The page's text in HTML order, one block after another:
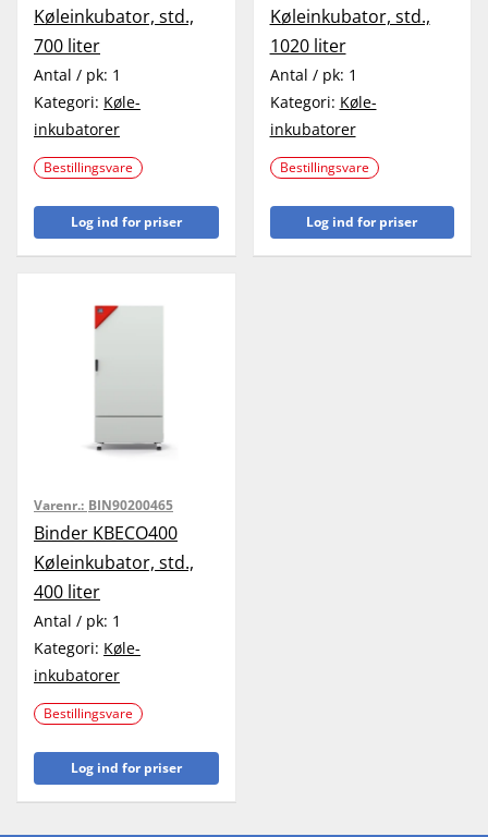
Køleinkubator, std.,
700 liter
Antal / pk: 1
Kategori: Køle-
inkubatorer
Bestillingsvare
Log ind for priser
Køleinkubator, std.,
1020 liter
Antal / pk: 1
Kategori: Køle-
inkubatorer
Bestillingsvare
Log ind for priser
Varenr.: BIN90200465
Binder KBECO400
Køleinkubator, std.,
400 liter
Antal / pk: 1
Kategori: Køle-
inkubatorer
Bestillingsvare
Log ind for priser